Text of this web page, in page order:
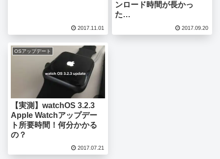
2017.11.01
ンロード時間が長かっ
た…
2017.09.20
OSアップデート
【実測】watchOS 3.2.3
Apple Watchアップデー
ト所要時間！何分かかる
の？
2017.07.21